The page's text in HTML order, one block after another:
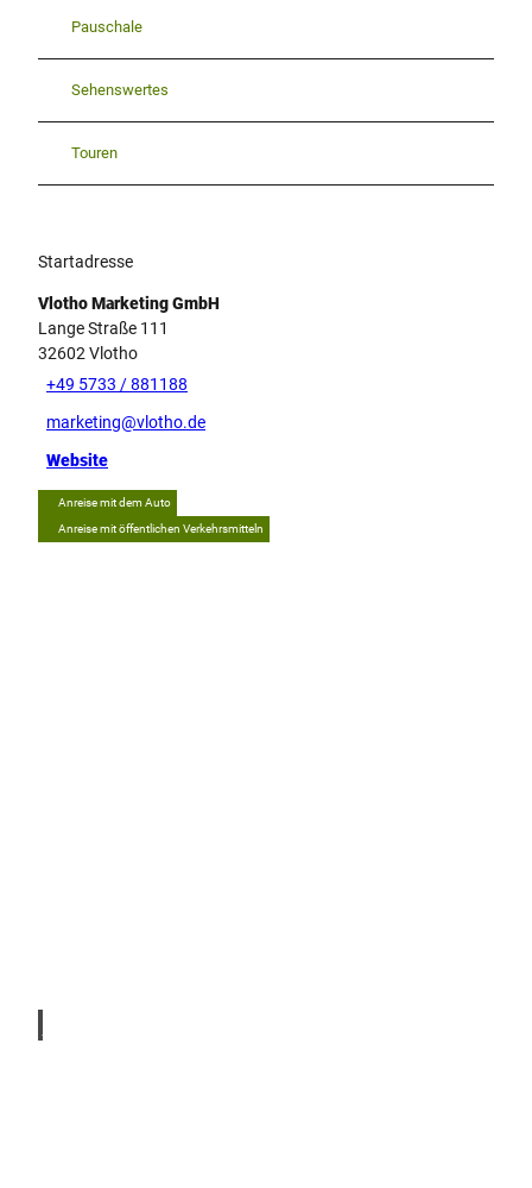
Pauschale
Sehenswertes
Touren
Startadresse
Vlotho Marketing GmbH
Lange Straße 111
32602 Vlotho
+49 5733 / 881188
marketing@vlotho.de
Website
Anreise mit dem Auto
Anreise mit öffentlichen Verkehrsmitteln
kzent